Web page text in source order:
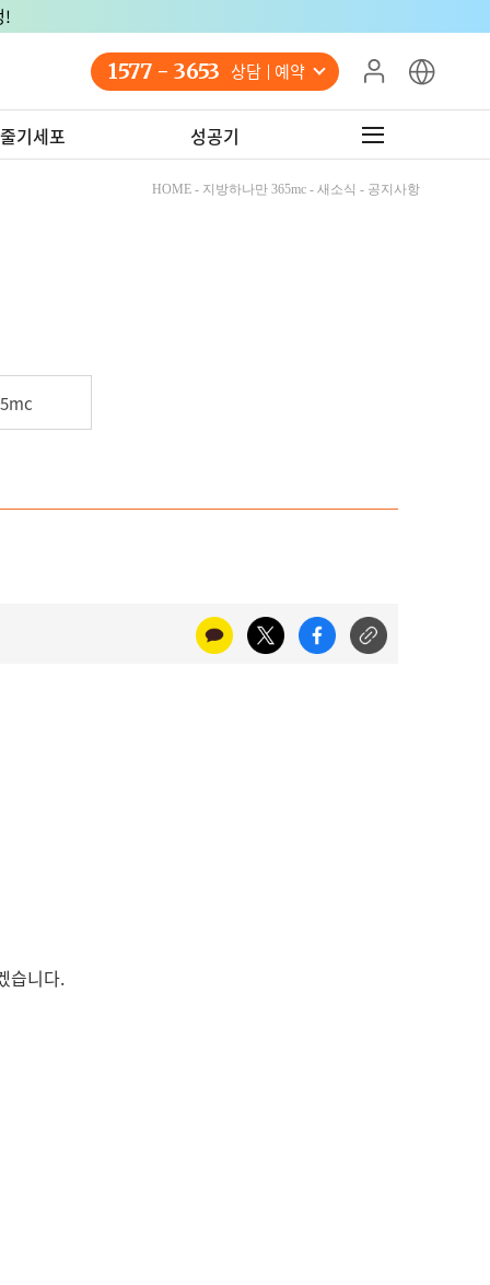
!
1577 - 3653 상담 예약
기세포 성공기
HOME - 지방하나만 365mc - 새소식 - 공지사항
습니다.